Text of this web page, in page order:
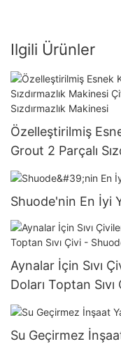
Ilgili Ürünler
Özelleştirilmiş
Grout 2 Parçalı
Renkli Seramik
Shuode'nin En İyi
Aynalar İçin Sıvı
Doları Toptan
Su Geçirmez İnşaat